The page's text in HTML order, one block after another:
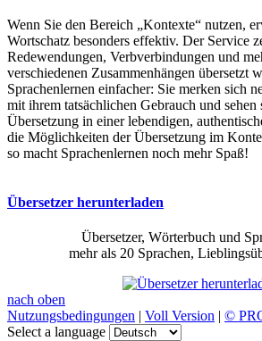
Wenn Sie den Bereich „Kontexte“ nutzen,
Wortschatz besonders effektiv. Der Service
Redewendungen, Verbverbindungen und
verschiedenen Zusammenhängen übersetzt
Sprachenlernen einfacher: Sie merken sich
mit ihrem tatsächlichen Gebrauch und
Übersetzung in einer lebendigen,
die Möglichkeiten der Übersetzung im
so macht Sprachenlernen noch mehr Spaß!
Übersetzer herunterladen
Übersetzer, Wörterbuch und
mehr als 20 Sprachen,
nach oben
Nutzungsbedingungen | Voll Version | ©
Select a language